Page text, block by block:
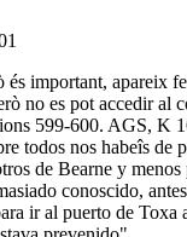
és important, apareix
no es pot accedir al
599-600. AGS, K
todos nos habeîs de
de Bearne y menos
conoscido,
ir al puerto de Toxa